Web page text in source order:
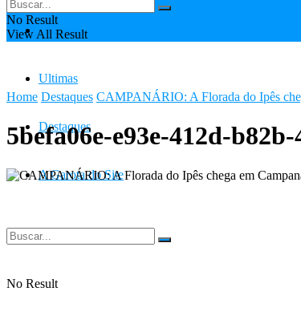
Contato
Ultimas
Destaques
A Garota do Site
No Result
No Result
View All Result
Home Destaques CAMPANÁRIO: A Florada do Ipês
5befa06e-e93e-412d-